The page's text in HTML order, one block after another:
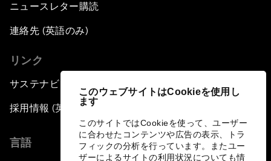
このウェブサイトはCookieを使用し
ます
このサイトではCookieを使って、ユーザー
に合わせたコンテンツや広告の表示、トラ
フィックの分析を行っています。またユー
ザーによるサイトの利用状況についても情
ニュースレター購読
連絡先 (英語のみ)
リンク
サステナビリティへの取り組み
採用情報 (英語のみ)
言語